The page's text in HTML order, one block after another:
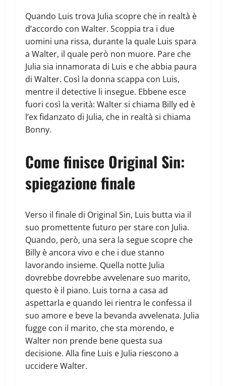
Quando Luis trova Julia scopre che in realtà è
d’accordo con Walter. Scoppia tra i due
uomini una rissa, durante la quale Luis spara
a Walter, il quale però non muore. Pare che
Julia sia innamorata di Luis e che abbia paura
di Walter. Così la donna scappa con Luis,
mentre il detective li insegue. Ebbene esce
fuori così la verità: Walter si chiama Billy ed è
l’ex fidanzato di Julia, che in realtà si chiama
Bonny.
Come finisce Original Sin:
spiegazione finale
Verso il finale di Original Sin, Luis butta via il
suo promettente futuro per stare con Julia.
Quando, però, una sera la segue scopre che
Billy è ancora vivo e che i due stanno
lavorando insieme. Quella notte Julia
dovrebbe dovrebbe avvelenare suo marito,
questo è il piano. Luis torna a casa ad
aspettarla e quando lei rientra le confessa il
suo amore e beve la bevanda avvelenata. Julia
fugge con il marito, che sta morendo, e
Walter non prende bene questa sua
decisione. Alla fine Luis e Julia riescono a
uccidere Walter.